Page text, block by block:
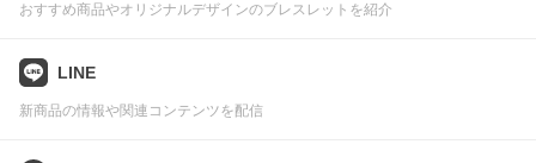
おすすめ商品やオリジナルデザインのブレスレットを紹介
LINE
新商品の情報や関連コンテンツを配信